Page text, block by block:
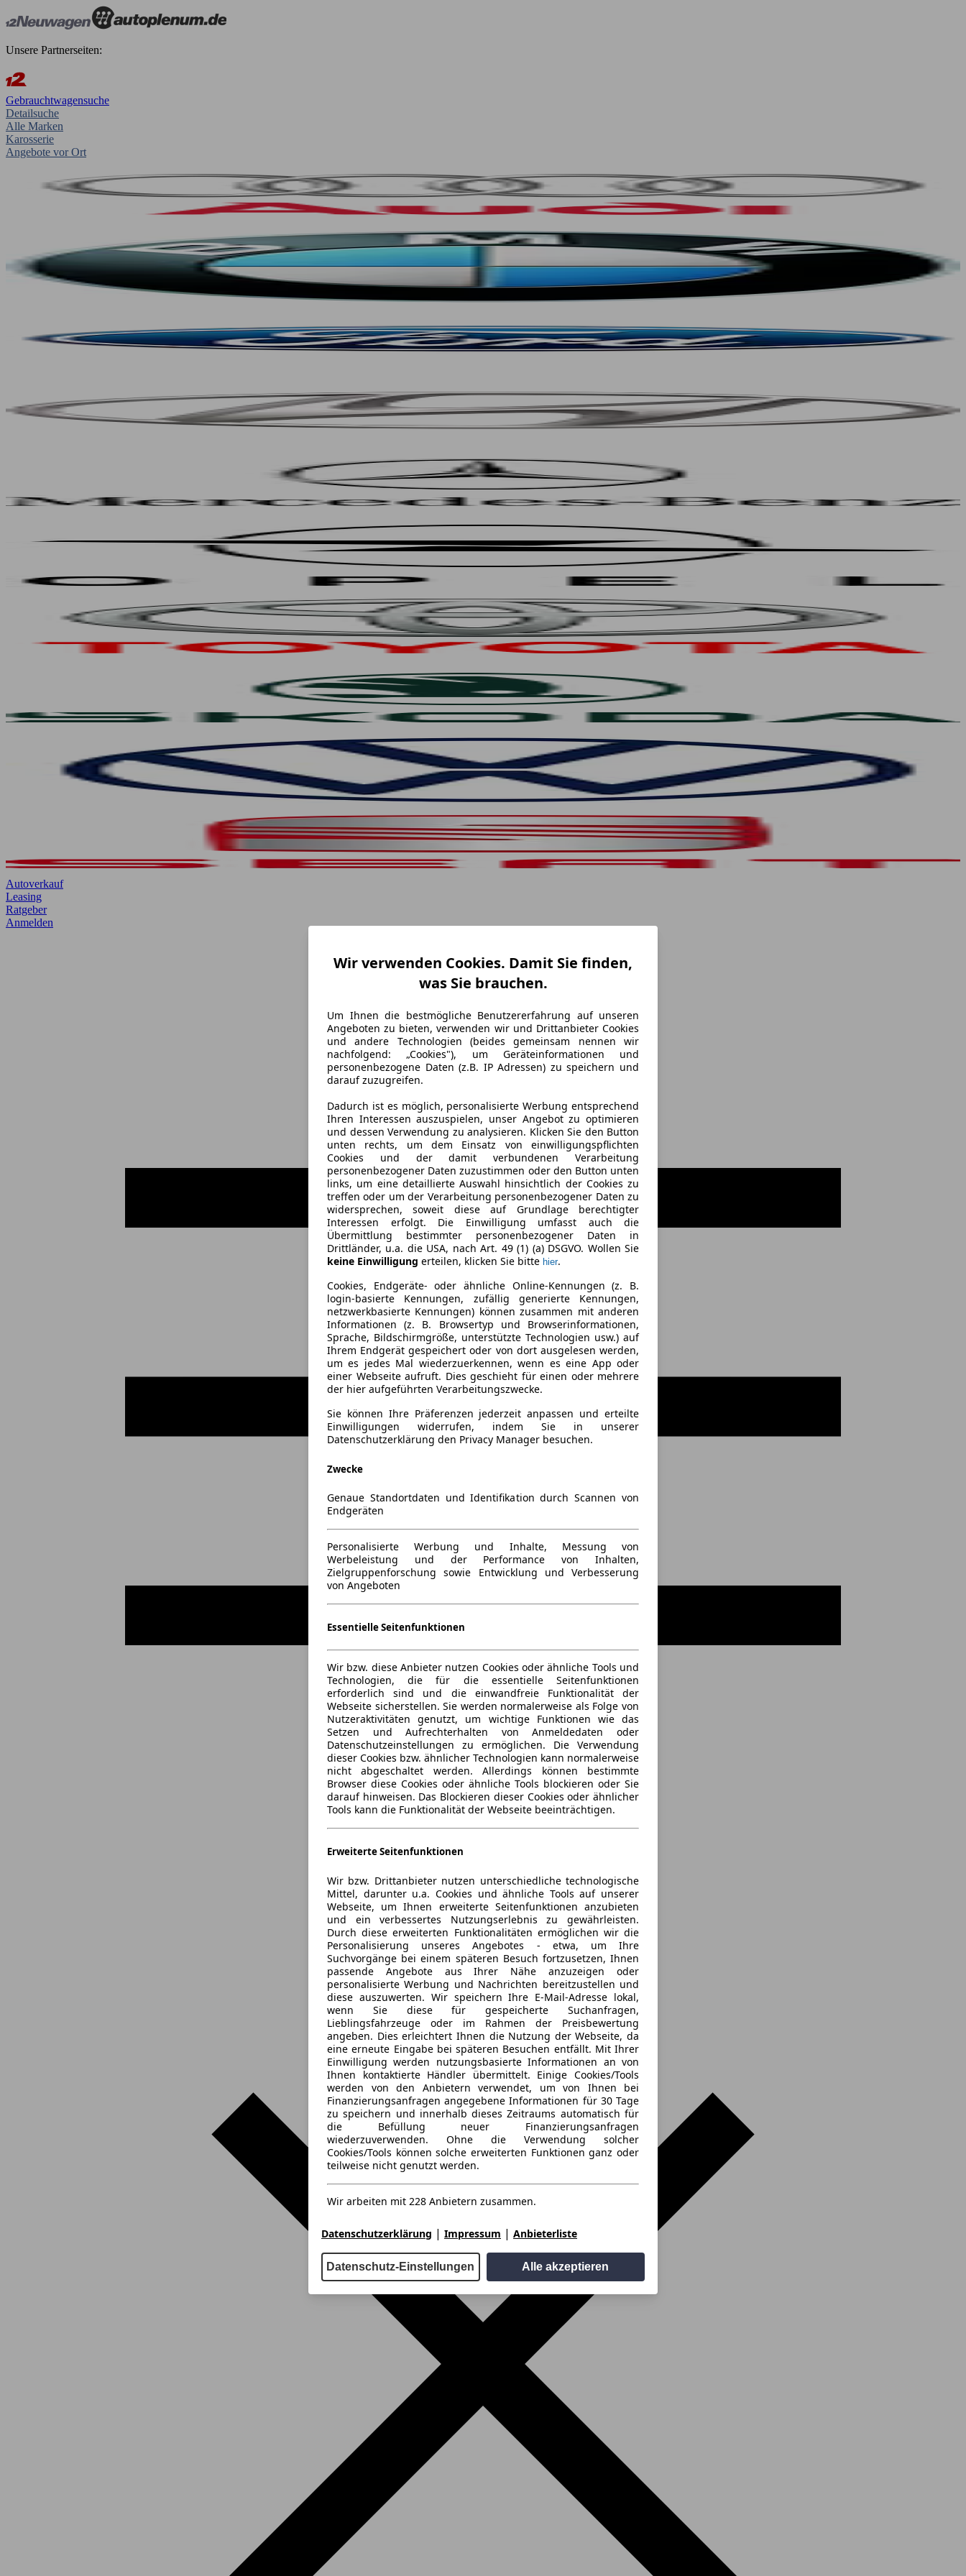
Unsere Partnerseiten:
Gebrauchtwagensuche
Detailsuche
Alle Marken
Karosserie
Angebote vor Ort
Autoverkauf
Leasing
Ratgeber
Anmelden
Wir verwenden Cookies. Damit Sie finden,
was Sie brauchen.
Um Ihnen die bestmögliche Benutzererfahrung auf unseren
Angeboten zu bieten, verwenden wir und Drittanbieter Cookies
und andere Technologien (beides gemeinsam nennen wir
nachfolgend: „Cookies"), um Geräteinformationen und
personenbezogene Daten (z.B. IP Adressen) zu speichern und
darauf zuzugreifen.
Dadurch ist es möglich, personalisierte Werbung entsprechend
Ihren Interessen auszuspielen, unser Angebot zu optimieren
und dessen Verwendung zu analysieren. Klicken Sie den Button
unten rechts, um dem Einsatz von einwilligungspflichten
Cookies und der damit verbundenen Verarbeitung
personenbezogener Daten zuzustimmen oder den Button unten
links, um eine detaillierte Auswahl hinsichtlich der Cookies zu
treffen oder um der Verarbeitung personenbezogener Daten zu
widersprechen, soweit diese auf Grundlage berechtigter
Interessen erfolgt. Die Einwilligung umfasst auch die
Übermittlung bestimmter personenbezogener Daten in
Drittländer, u.a. die USA, nach Art. 49 (1) (a) DSGVO. Wollen Sie
keine Einwilligung erteilen, klicken Sie bitte hier.
Cookies, Endgeräte- oder ähnliche Online-Kennungen (z. B.
login-basierte Kennungen, zufällig generierte Kennungen,
netzwerkbasierte Kennungen) können zusammen mit anderen
Informationen (z. B. Browsertyp und Browserinformationen,
Sprache, Bildschirmgröße, unterstützte Technologien usw.) auf
Ihrem Endgerät gespeichert oder von dort ausgelesen werden,
um es jedes Mal wiederzuerkennen, wenn es eine App oder
einer Webseite aufruft. Dies geschieht für einen oder mehrere
der hier aufgeführten Verarbeitungszwecke.
Sie können Ihre Präferenzen jederzeit anpassen und erteilte
Einwilligungen widerrufen, indem Sie in unserer
Datenschutzerklärung den Privacy Manager besuchen.
Zwecke
Genaue Standortdaten und Identifikation durch Scannen von
Endgeräten
Personalisierte Werbung und Inhalte, Messung von
Werbeleistung und der Performance von Inhalten,
Zielgruppenforschung sowie Entwicklung und Verbesserung
von Angeboten
Essentielle Seitenfunktionen
Wir bzw. diese Anbieter nutzen Cookies oder ähnliche Tools und
Technologien, die für die essentielle Seitenfunktionen
erforderlich sind und die einwandfreie Funktionalität der
Webseite sicherstellen. Sie werden normalerweise als Folge von
Nutzeraktivitäten genutzt, um wichtige Funktionen wie das
Setzen und Aufrechterhalten von Anmeldedaten oder
Datenschutzeinstellungen zu ermöglichen. Die Verwendung
dieser Cookies bzw. ähnlicher Technologien kann normalerweise
nicht abgeschaltet werden. Allerdings können bestimmte
Browser diese Cookies oder ähnliche Tools blockieren oder Sie
darauf hinweisen. Das Blockieren dieser Cookies oder ähnlicher
Tools kann die Funktionalität der Webseite beeinträchtigen.
Erweiterte Seitenfunktionen
Wir bzw. Drittanbieter nutzen unterschiedliche technologische
Mittel, darunter u.a. Cookies und ähnliche Tools auf unserer
Webseite, um Ihnen erweiterte Seitenfunktionen anzubieten
und ein verbessertes Nutzungserlebnis zu gewährleisten.
Durch diese erweiterten Funktionalitäten ermöglichen wir die
Personalisierung unseres Angebotes - etwa, um Ihre
Suchvorgänge bei einem späteren Besuch fortzusetzen, Ihnen
passende Angebote aus Ihrer Nähe anzuzeigen oder
personalisierte Werbung und Nachrichten bereitzustellen und
diese auszuwerten. Wir speichern Ihre E-Mail-Adresse lokal,
wenn Sie diese für gespeicherte Suchanfragen,
Lieblingsfahrzeuge oder im Rahmen der Preisbewertung
angeben. Dies erleichtert Ihnen die Nutzung der Webseite, da
eine erneute Eingabe bei späteren Besuchen entfällt. Mit Ihrer
Einwilligung werden nutzungsbasierte Informationen an von
Ihnen kontaktierte Händler übermittelt. Einige Cookies/Tools
werden von den Anbietern verwendet, um von Ihnen bei
Finanzierungsanfragen angegebene Informationen für 30 Tage
zu speichern und innerhalb dieses Zeitraums automatisch für
die Befüllung neuer Finanzierungsanfragen
wiederzuverwenden. Ohne die Verwendung solcher
Cookies/Tools können solche erweiterten Funktionen ganz oder
teilweise nicht genutzt werden.
Wir arbeiten mit 228 Anbietern zusammen.
Datenschutzerklärung | Impressum | Anbieterliste
Datenschutz-Einstellungen Alle akzeptieren